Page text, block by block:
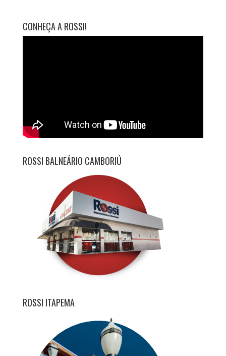
CONHEÇA A ROSSI!
ROSSI BALNEÁRIO CAMBORIÚ
ROSSI ITAPEMA